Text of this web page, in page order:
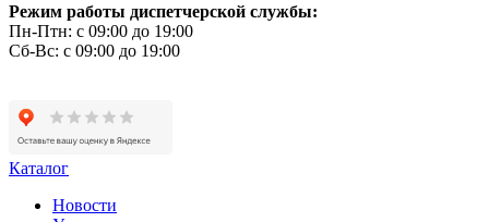
Режим работы диспетчерской службы:
Пн-Птн: с 09:00 до 19:00
Сб-Вс: с 09:00 до 19:00
Каталог
Новости